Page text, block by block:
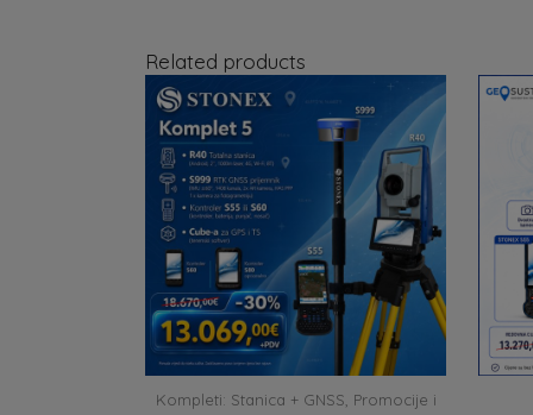
Related products
Kompleti: Stanica + GNSS Promocije i